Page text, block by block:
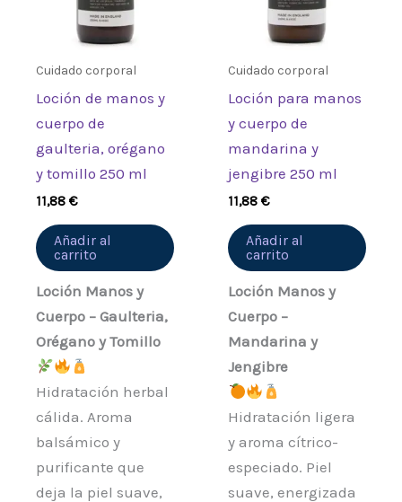
Cuidado corporal
Loción de manos y
cuerpo de
gaulteria, orégano
y tomillo 250 ml
11,88€
Añadir al
carrito
Loción Manos y
Cuerpo – Gaulteria,
Orégano y Tomillo
Hidratación herbal
cálida. Aroma
balsámico y
purificante que
deja la piel suave,
Cuidado corporal
Loción para manos
y cuerpo de
mandarina y
jengibre 250 ml
11,88€
Añadir al
carrito
Loción Manos y
Cuerpo –
Mandarina y
Jengibre
Hidratación ligera
y aroma cítrico-
especiado. Piel
suave, energizada